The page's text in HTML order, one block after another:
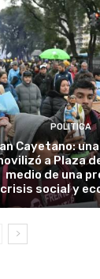
POLITICA
Cayetano:
a Plaza
medio de una
crisis social y